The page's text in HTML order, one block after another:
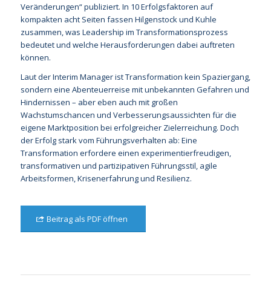
Veränderungen“ publiziert. In 10 Erfolgsfaktoren auf
kompakten acht Seiten fassen Hilgenstock und Kuhle
zusammen, was Leadership im Transformationsprozess
bedeutet und welche Herausforderungen dabei auftreten
können.
Laut der Interim Manager ist Transformation kein Spaziergang,
sondern eine Abenteuerreise mit unbekannten Gefahren und
Hindernissen – aber eben auch mit großen
Wachstumschancen und Verbesserungsaussichten für die
eigene Marktposition bei erfolgreicher Zielerreichung. Doch
der Erfolg stark vom Führungsverhalten ab: Eine
Transformation erfordere einen experimentierfreudigen,
transformativen und partizipativen Führungsstil, agile
Arbeitsformen, Krisenerfahrung und Resilienz.
Beitrag als PDF öffnen